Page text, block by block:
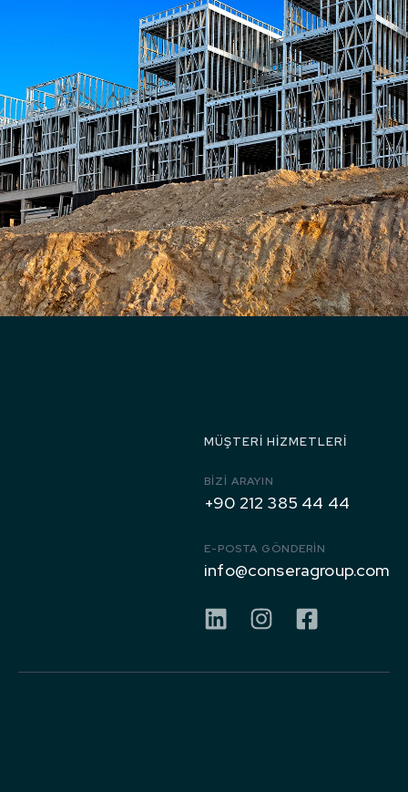
yapılar için, doğru teknoloji ile
tanışın.
Birlikte Daha Güvenli Yapılar İnşa Edelim
Bize Ulaşın
MÜŞTERI HIZMETLERI
BIZI ARAYIN
+90 212 385 44 44
E-POSTA GÖNDERİN
info@conseragroup.com